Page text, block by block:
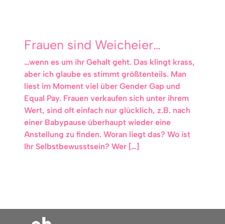
Frauen sind Weicheier…
…wenn es um ihr Gehalt geht. Das klingt krass,
aber ich glaube es stimmt größtenteils. Man
liest im Moment viel über Gender Gap und
Equal Pay. Frauen verkaufen sich unter ihrem
Wert, sind oft einfach nur glücklich, z.B. nach
einer Babypause überhaupt wieder eine
Anstellung zu finden. Woran liegt das? Wo ist
Ihr Selbstbewusstsein? Wer […]